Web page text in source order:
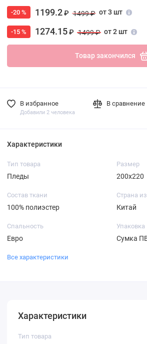
-20 % 1199.2₽ 1499 ₽ от 3 шт
-15 % 1274.15₽ 1499 ₽ от 2 шт
Товар закончился
В избранное
Добавили 2 человека
В сравнение
Характеристики
Тип товара
Пледы
Размер
200х220
Состав ткани
100% полиэстер
Страна
Китай
Спальность
Евро
Упаковка
Сумка
Все характеристики
Характеристики
Тип товара